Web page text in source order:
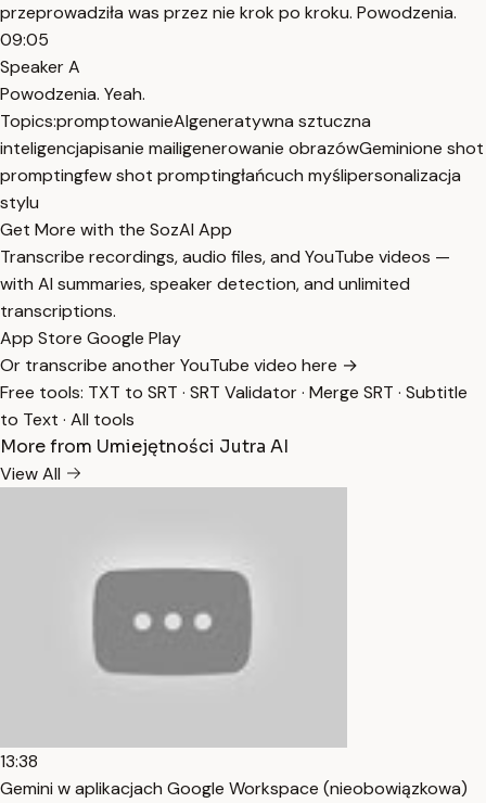
przeprowadziła was przez nie krok po kroku. Powodzenia.
09:05
Speaker A
Powodzenia. Yeah.
Topics:promptowanieAIgeneratywna sztuczna
inteligencjapisanie mailigenerowanie obrazówGeminione shot
promptingfew shot promptingłańcuch myślipersonalizacja
stylu
Get More with the SozAI App
Transcribe recordings, audio files, and YouTube videos —
with AI summaries, speaker detection, and unlimited
transcriptions.
App Store Google Play
Or transcribe another YouTube video here →
Free tools: TXT to SRT · SRT Validator· Merge SRT · Subtitle
to Text · All tools
More from Umiejętności Jutra AI
View All
13:38
Gemini w aplikacjach Google Workspace (nieobowiązkowa)